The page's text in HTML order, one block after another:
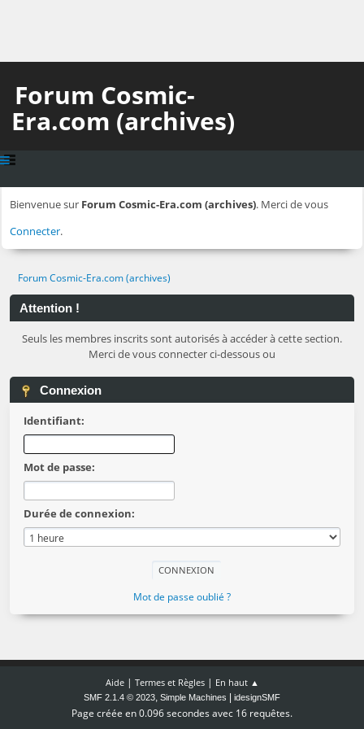
Forum Cosmic-
Era.com (archives)
Bienvenue sur Forum Cosmic-Era.com (archives). Merci de vous
Connecter.
Forum Cosmic-Era.com (archives)
Attention !
Seuls les membres inscrits sont autorisés à accéder à cette section.
Merci de vous connecter ci-dessous ou
Connexion
Identifiant:
Mot de passe:
Durée de connexion:
Mot de passe oublié ?
Aide| Termes et Règles| En haut ▲
SMF 2.1.4 © 2023, Simple Machines idesignSMF
Page créée en 0.096 secondes avec 16 requêtes.